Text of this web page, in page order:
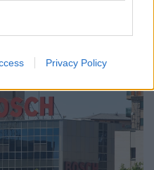
Privacy Policy
média és PR
átlagosan száz feletti
állásra.